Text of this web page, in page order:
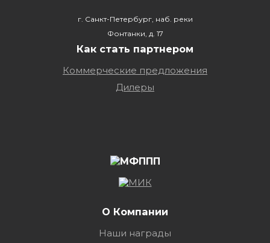
г. Санкт-Петербург, наб. реки
Фонтанки, д. 17
Как стать партнером
Коммерческие предложения
Дилеры
О Компании
Наши награды